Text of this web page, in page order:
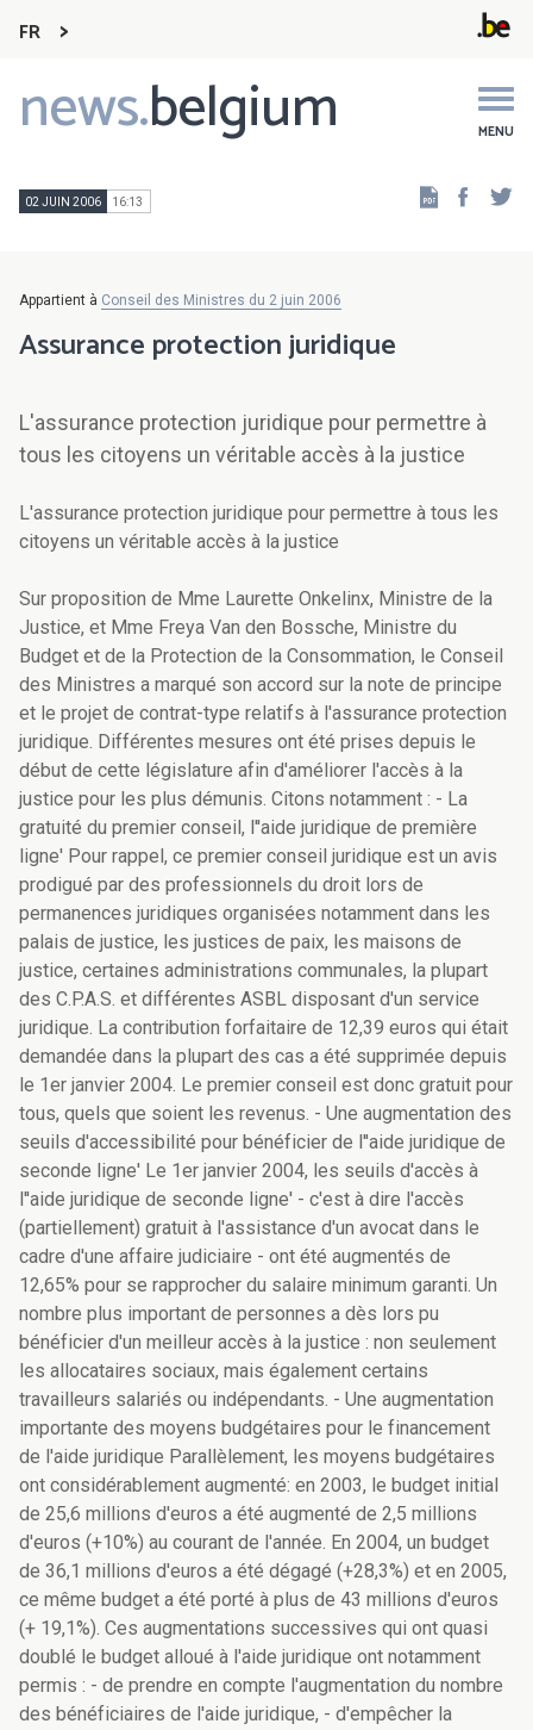
FR
news.belgium MENU
Main
navigation
02 JUIN 2006 16:13
Appartient à Conseil des Ministres du 2 juin 2006
Assurance protection juridique
L'assurance protection juridique pour permettre à
tous les citoyens un véritable accès à la justice
L'assurance protection juridique pour permettre à tous les
citoyens un véritable accès à la justice
Sur proposition de Mme Laurette Onkelinx, Ministre de la
Justice, et Mme Freya Van den Bossche, Ministre du
Budget et de la Protection de la Consommation, le Conseil
des Ministres a marqué son accord sur la note de principe
et le projet de contrat-type relatifs à l'assurance protection
juridique. Différentes mesures ont été prises depuis le
début de cette législature afin d'améliorer l'accès à la
justice pour les plus démunis. Citons notamment : - La
gratuité du premier conseil, l''aide juridique de première
ligne' Pour rappel, ce premier conseil juridique est un avis
prodigué par des professionnels du droit lors de
permanences juridiques organisées notamment dans les
palais de justice, les justices de paix, les maisons de
justice, certaines administrations communales, la plupart
des C.P.A.S. et différentes ASBL disposant d'un service
juridique. La contribution forfaitaire de 12,39 euros qui était
demandée dans la plupart des cas a été supprimée depuis
le 1er janvier 2004. Le premier conseil est donc gratuit pour
tous, quels que soient les revenus. - Une augmentation des
seuils d'accessibilité pour bénéficier de l''aide juridique de
seconde ligne' Le 1er janvier 2004, les seuils d'accès à
l''aide juridique de seconde ligne' - c'est à dire l'accès
(partiellement) gratuit à l'assistance d'un avocat dans le
cadre d'une affaire judiciaire - ont été augmentés de
12,65% pour se rapprocher du salaire minimum garanti. Un
nombre plus important de personnes a dès lors pu
bénéficier d'un meilleur accès à la justice : non seulement
les allocataires sociaux, mais également certains
travailleurs salariés ou indépendants. - Une augmentation
importante des moyens budgétaires pour le financement
de l'aide juridique Parallèlement, les moyens budgétaires
ont considérablement augmenté: en 2003, le budget initial
de 25,6 millions d'euros a été augmenté de 2,5 millions
d'euros (+10%) au courant de l'année. En 2004, un budget
de 36,1 millions d'euros a été dégagé (+28,3%) et en 2005,
ce même budget a été porté à plus de 43 millions d'euros
(+ 19,1%). Ces augmentations successives qui ont quasi
doublé le budget alloué à l'aide juridique ont notamment
permis : - de prendre en compte l'augmentation du nombre
des bénéficiaires de l'aide juridique, - d'empêcher la